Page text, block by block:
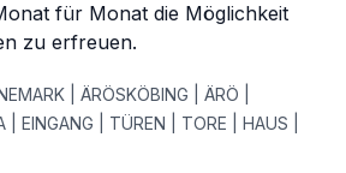
für Monat die Möglichkeit
zu erfreuen.
| ÄRÖSKÖBING | ÄRÖ |
| EINGANG | TÜREN | TORE | HAUS |